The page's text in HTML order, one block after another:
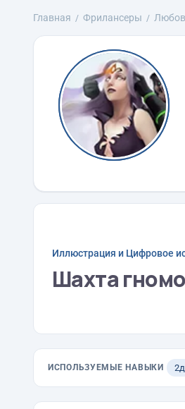
Главная Фрилансеры
Иллюстрация и Цифровое
Шахта
ИСПОЛЬЗУЕМЫЕ НАВЫКИ